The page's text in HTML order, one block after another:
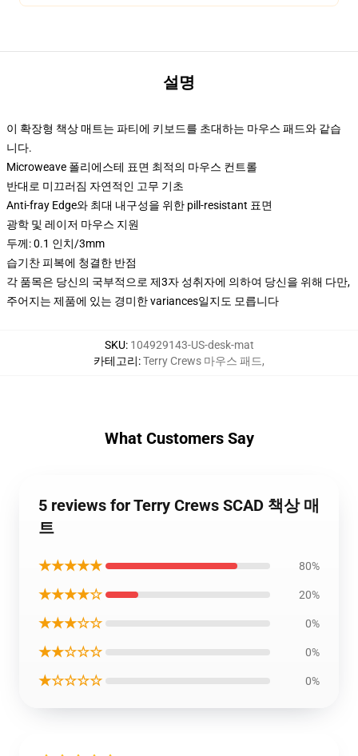
설명
이 확장형 책상 매트는 파티에 키보드를 초대하는 마우스 패드와 같습
니다.
Microweave 폴리에스테 표면 최적의 마우스 컨트롤
반대로 미끄러짐 자연적인 고무 기초
Anti-fray Edge와 최대 내구성을 위한 pill-resistant 표면
광학 및 레이저 마우스 지원
두께: 0.1 인치/3mm
습기찬 피복에 청결한 반점
각 품목은 당신의 국부적으로 제3자 성취자에 의하여 당신을 위해 다만,
주어지는 제품에 있는 경미한 variances일지도 모릅니다
SKU: 104929143-US-desk-mat
카테고리:Terry Crews 마우스 패드,
What Customers Say
5 reviews for Terry Crews SCAD 책상 매
트
★★★★★ 80%
★★★★☆ 20%
★★★☆☆ 0%
★★☆☆☆ 0%
★☆☆☆☆ 0%